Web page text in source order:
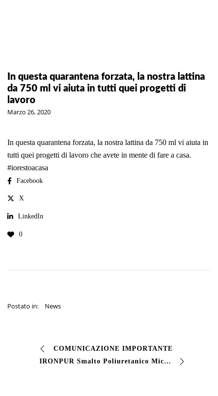
In questa quarantena forzata, la nostra lattina
da 750 ml vi aiuta in tutti quei progetti di
lavoro
Marzo 26, 2020
In questa quarantena forzata, la nostra lattina da 750 ml vi aiuta in
tutti quei progetti di lavoro che avete in mente di fare a casa.
#iorestoacasa
Facebook
X
LinkedIn
0
Postato in: News
COMUNICAZIONE IMPORTANTE
IRONPUR Smalto Poliuretanico Micaceo